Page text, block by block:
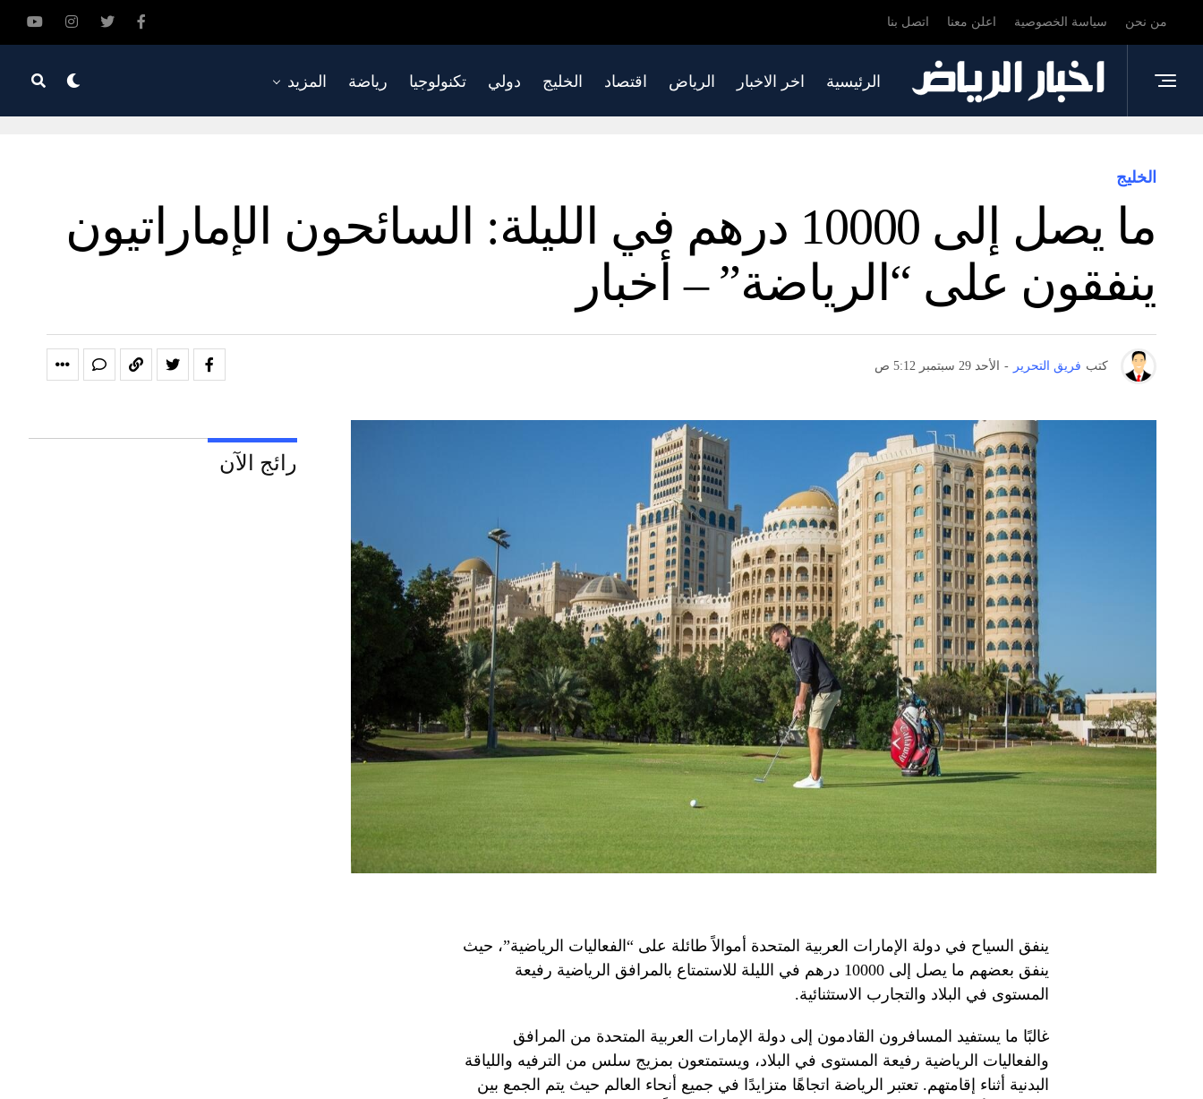
من نحن سياسة الخصوصية اعلن معنا اتصل بنا
الرئيسية اخر الاخبار الرياض اقتصاد الخليج دولي تكنولوجيا رياضة المزيد
الخليج
ما يصل إلى 10000 درهم في الليلة: السائحون الإماراتيون
ينفقون على “الرياضة” – أخبار
كتب فريق التحرير - الأحد 29 سبتمبر 5:12 ص
ينفق السياح في دولة الإمارات العربية المتحدة أموالاً طائلة على “الفعاليات الرياضية”، حيث
ينفق بعضهم ما يصل إلى 10000 درهم في الليلة للاستمتاع بالمرافق الرياضية رفيعة
المستوى في البلاد والتجارب الاستثنائية.
غالبًا ما يستفيد المسافرون القادمون إلى دولة الإمارات العربية المتحدة من المرافق
والفعاليات الرياضية رفيعة المستوى في البلاد، ويستمتعون بمزيج سلس من الترفيه واللياقة
البدنية أثناء إقامتهم. تعتبر الرياضة اتجاهًا متزايدًا في جميع أنحاء العالم حيث يتم الجمع بين
رائج الآن